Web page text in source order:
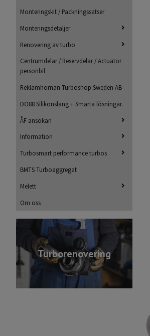
Monteringskit / Packningssatser
Monteringsdetaljer
Renovering av turbo
Centrumdelar / Reservdelar / Actuator
personbil
Reklamhörnan Turboshop Sweden AB
DO88 Silikonslang + Smarta lösningar.
ÅF ansökan
Information
Turbosmart performance turbos
BMTS Turboaggregat
Melett
Om oss
Turborenovering